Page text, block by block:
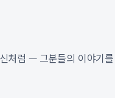
처럼 — 그분들의 이야기